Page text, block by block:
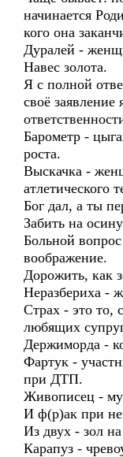
начинается
кого она
Дуралей -
Навес золота.
Я с полной
своё заявление
Барометр -
роста.
Выскачка -
атлетического
Бог дал, а ты
Забить на
Больной
воображение.
Дорожить, как
Неразбериха -
Страх - это то,
любящих
Держиморда -
Фартук -
при ДТП.
Живописец -
И ф(р)ак при
Из двух - зол
Карапуз -